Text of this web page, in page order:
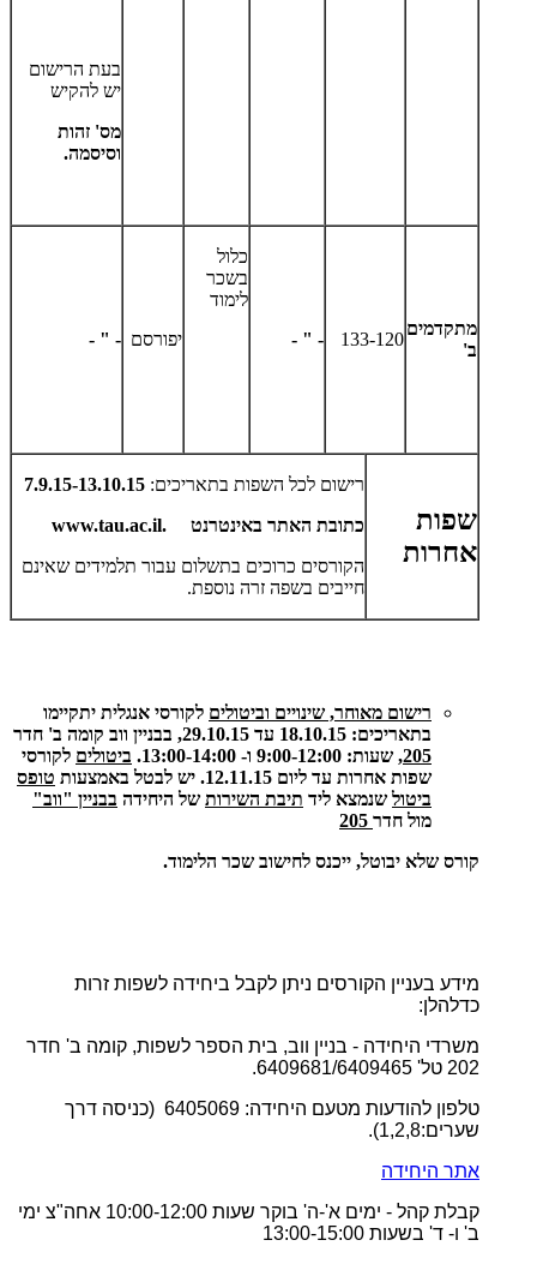
בעת הרישום
יש להקיש
מס' זהות
וסיסמה.
מתקדמים
ב'
133-120
- " -
כלול
בשכר
לימוד
יפורסם - " -
שפות
אחרות
רישום לכל השפות בתאריכים: 7.9.15-13.10.15
כתובת האתר באינטרנט www.tau.ac.il.
הקורסים כרוכים בתשלום עבור תלמידים שאינם
חייבים בשפה זרה נוספת.
רישום מאוחר, שינויים וביטולים לקורסי אנגלית יתקיימו
בתאריכים: 18.10.15 עד 29.10.15, בבניין ווב קומה ב' חדר
205, שעות: 9:00-12:00 ו- 13:00-14:00. ביטולים לקורסי
שפות אחרות עד ליום 12.11.15. יש לבטל באמצעות
טופס
ביטול שנמצא ליד תיבת השירות של היחידה בבניין "ווב"
מול חדר
קורס שלא יבוטל, ייכנס לחישוב שכר הלימוד.
מידע בעניין הקורסים ניתן לקבל ביחידה לשפות זרות
כדלהלן:
משרדי היחידה - בניין ווב, בית הספר לשפות, קומה ב' חדר
202 טל' 6409681/6409465
.
טלפון להודעות מטעם היחידה: 6405069 (כניסה דרך
שערים:1,2,8
).
אתר היחידה
קבלת קהל - ימים א'-ה' בוקר שעות 10:00-12:00 אחה"צ ימי
ב' ו- ד' בשעות 13:00-15:00